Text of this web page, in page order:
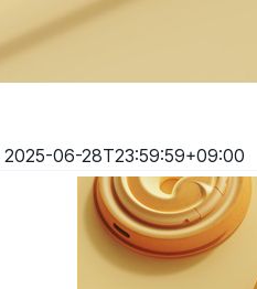
2025-06-28T23:59:59+09:00